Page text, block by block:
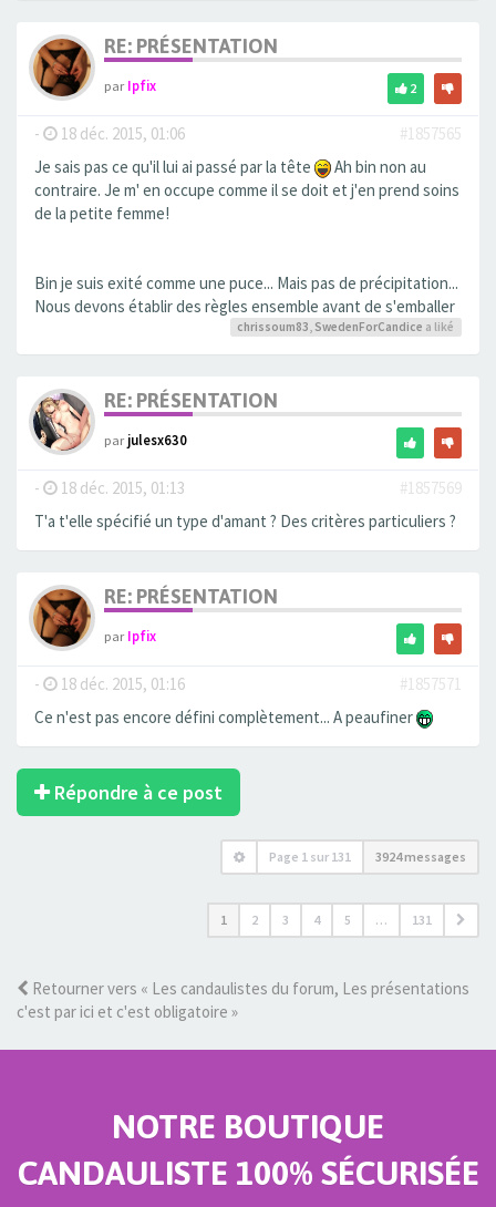
RE: PRÉSENTATION
parIpfix 2
- 18 déc. 2015, 01:06
#1857565
Je sais pas ce qu'il lui ai passé par la tête
Ah bin non au
contraire. Je m' en occupe comme il se doit et j'en prend soins
de la petite femme!
Bin je suis exité comme une puce... Mais pas de précipitation...
Nous devons établir des règles ensemble avant de s'emballer
chrissoum83 SwedenForCandice a liké
RE: PRÉSENTATION
parjulesx630
- 18 déc. 2015, 01:13
#1857569
T'a t'elle spécifié un type d'amant ? Des critères particuliers ?
RE: PRÉSENTATION
parIpfix
- 18 déc. 2015, 01:16
#1857571
Ce n'est pas encore défini complètement... A peaufiner
Répondre à ce post
Page 1 sur 131 3924 messages
1 2 3 4 5 … 131
Retourner vers « Les candaulistes du forum, Les présentations
c'est par ici et c'est obligatoire »
NOTRE BOUTIQUE
CANDAULISTE 100% SÉCURISÉE